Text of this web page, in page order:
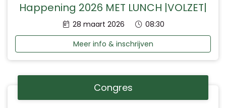
Happening 2026 MET LUNCH |VOLZET|
Datum:
28 maart 2026 Tijd:
08:30
Meer info & inschrijven
Congres